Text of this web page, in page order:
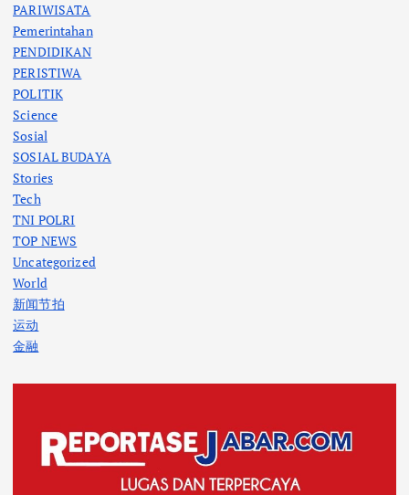
PARIWISATA
Pemerintahan
PENDIDIKAN
PERISTIWA
POLITIK
Science
Sosial
SOSIAL BUDAYA
Stories
Tech
TNI POLRI
TOP NEWS
Uncategorized
World
新闻节拍
运动
金融